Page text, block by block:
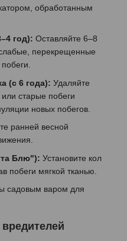
обработанным
год): Оставляйте 6–8
перекрещенные
(с 6 года): Удаляйте
старые побеги
новых побегов.
ранней весной
Блю"): Установите кол
побеги мягкой тканью.
садовым варом для